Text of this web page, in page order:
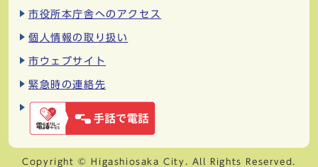
市役所本庁舎へのアクセス
個人情報の取り扱い
市ウェブサイト
緊急時の連絡先
Copyright © Higashiosaka City. All Rights Reserved.